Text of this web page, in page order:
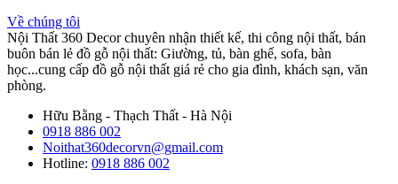
Về chúng tôi
Nội Thất 360 Decor chuyên nhận thiết kế, thi công nội thất, bán
buôn bán lẻ đồ gỗ nội thất: Giường, tủ, bàn ghế, sofa, bàn
học...cung cấp đồ gỗ nội thất giá rẻ cho gia đình, khách sạn, văn
phòng.
Hữu Bằng - Thạch Thất - Hà Nội
0918 886 002
Noithat360decorvn@gmail.com
Hotline: 0918 886 002